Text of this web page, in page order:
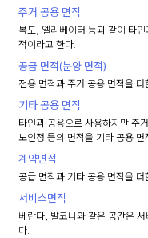
주거 공용 면적
복도, 엘리베이터 등과 같이 타
적이라고 한다.
공급 면적(분양 면적)
전용 면적과 주거 공용 면적을
기타 공용 면적
타인과 공용으로 사용하지만 주
노인정 등의 면적을 기타 공용 면
계약면적
공급 면적과 기타 공용 면적을
서비스면적
베란다, 발코니와 같은 공간은
다.